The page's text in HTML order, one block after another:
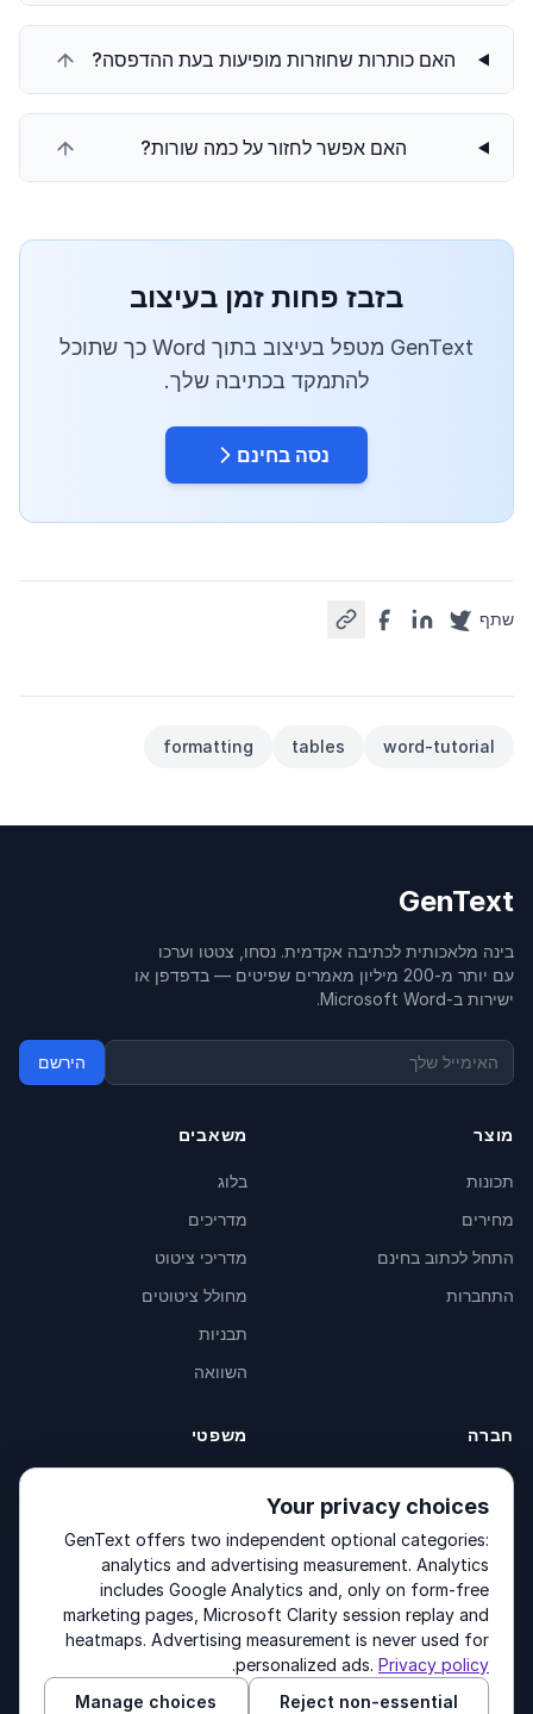
האם כותרות שחוזרות מופיעות בעת ההדפסה?
האם אפשר לחזור על כמה שורות?
בזבז פחות זמן בעיצוב
GenText מטפל בעיצוב בתוך Word כך שתוכל
להתמקד בכתיבה שלך.
נסה בחינם
שתף
word-tutorial
tables
formatting
GenText
בינה מלאכותית לכתיבה אקדמית. נסחו, צטטו וערכו
עם יותר מ-200 מיליון מאמרים שפיטים — בדפדפן או
ישירות ב-Microsoft Word.
הירשם
מוצר
תכונות
מחירים
התחל לכתוב בחינם
התחברות
משאבים
בלוג
מדריכים
מדריכי ציטוט
מחולל ציטוטים
תבניות
השוואה
חברה
אודות
צור קשר
מוצרים
משפטי
Terms of Service
Other products by GenText Group:LexDraft·MentalNote
Your privacy choices
GenText offers two independent optional categories:
analytics and advertising measurement. Analytics
includes Google Analytics and, only on form-free
marketing pages, Microsoft Clarity session replay and
heatmaps. Advertising measurement is never used for
personalized ads. Privacy policy
.
Reject non-essential
Manage choices